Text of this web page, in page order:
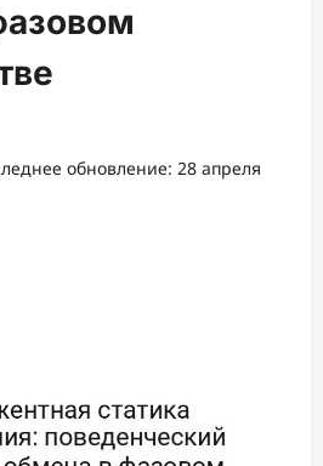
обновление: 28 апреля